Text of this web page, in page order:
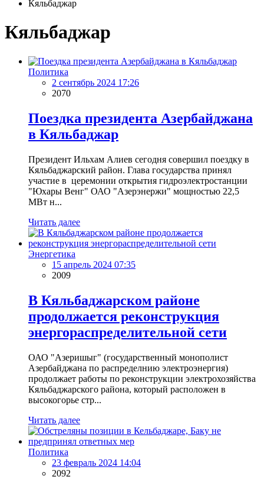
Кяльбаджар
Кяльбаджар
Политика
2 сентябрь 2024 17:26
2070
Поездка президента Азербайджана
в Кяльбаджар
Президент Ильхам Алиев сегодня совершил поездку в
Кяльбаджарский район. Глава государства принял
участие в церемонии открытия гидроэлектростанции
"Юхары Венг" ОАО "Азерэнержи" мощностью 22,5
МВт н...
Читать далее
Энергетика
15 апрель 2024 07:35
2009
В Кяльбаджарском районе
продолжается реконструкция
энергораспределительной сети
ОАО "Азеришыг" (государственный монополист
Азербайджана по распределнию электроэнергия)
продолжает работы по реконструкции электрохозяйства
Кяльбаджарского района, который расположен в
высокогорье стр...
Читать далее
Политика
23 февраль 2024 14:04
2092